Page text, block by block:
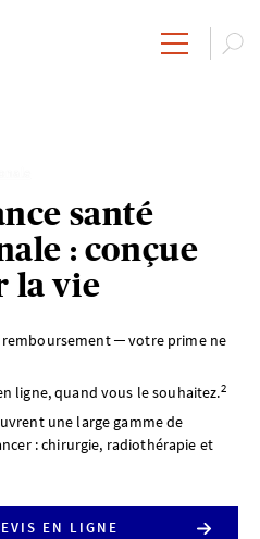
santé
: conçue
la vie
remboursement ─ votre prime ne
ligne, quand vous le souhaitez.2
une large gamme de
: chirurgie, radiothérapie et
EN LIGNE